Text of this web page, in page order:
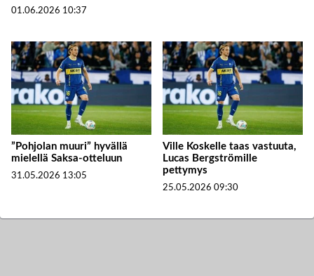
01.06.2026 10:37
”Pohjolan muuri” hyvällä
mielellä Saksa-otteluun
31.05.2026 13:05
Ville Koskelle taas vastuuta,
Lucas Bergströmille
pettymys
25.05.2026 09:30